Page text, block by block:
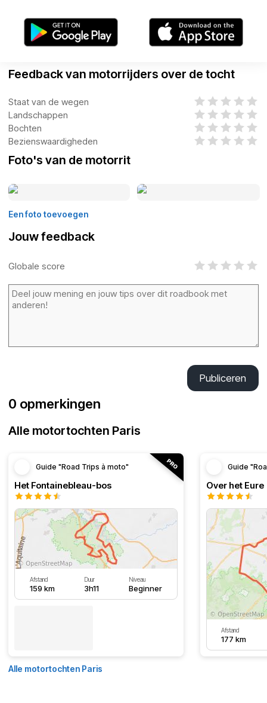
Feedback van motorrijders over de tocht
Staat van de wegen
Landschappen
Bochten
Bezienswaardigheden
Foto's van de motorrit
Een foto toevoegen
Jouw feedback
Globale score
Publiceren
0 opmerkingen
Alle motortochten Paris
Guide "Road Trips à moto"
Het Fontainebleau-bos
Afstand
159 km
Duur
3h11
Niveau
Beginner
Guide
Over het Eure
Afstand
177 km
Alle motortochten Paris